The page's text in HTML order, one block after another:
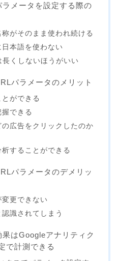
メータを設定する際の
がそのまま使われ続ける
本語を使わない
くしないほうがいい
パラメータのメリット
ができる
できる
広告をクリックしたのか
することができる
パラメータのデメリッ
更できない
識されてしまう
はGoogleアナリティク
で計測できる